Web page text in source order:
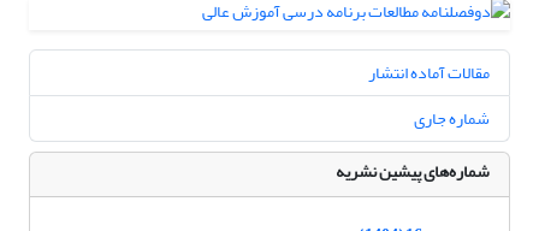
مقالات آماده انتشار
شماره جاری
شماره‌های پیشین نشریه